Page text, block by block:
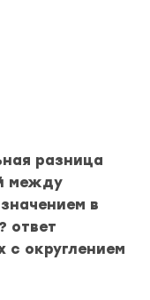
разница
между
в
ответ
с округлением